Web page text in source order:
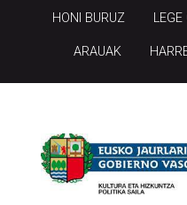
HONI BURUZ
ARAUAK